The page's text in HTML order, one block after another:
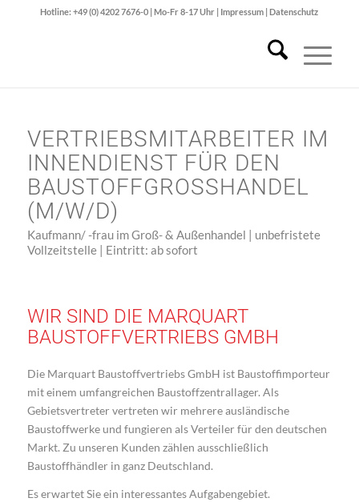
Hotline: +49 (0) 4202 7676-0 | Mo-Fr 8-17 Uhr | Impressum |Datenschutz
VERTRIEBSMITARBEITER IM
INNENDIENST FÜR DEN
BAUSTOFFGROSSHANDEL
(M/W/D)
Kaufmann/ -frau im Groß- & Außenhandel | unbefristete
Vollzeitstelle | Eintritt: ab sofort
WIR SIND DIE MARQUART
BAUSTOFFVERTRIEBS GMBH
Die Marquart Baustoffvertriebs GmbH ist Baustoffimporteur
mit einem umfangreichen Baustoffzentrallager. Als
Gebietsvertreter vertreten wir mehrere ausländische
Baustoffwerke und fungieren als Verteiler für den deutschen
Markt. Zu unseren Kunden zählen ausschließlich
Baustoffhändler in ganz Deutschland.
Es erwartet Sie ein interessantes Aufgabengebiet.